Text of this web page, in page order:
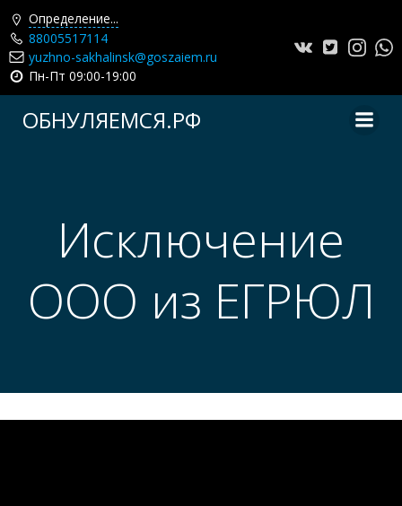
Определение...
88005517114
yuzhno-sakhalinsk@goszaiem.ru
Пн-Пт 09:00-19:00
ОБНУЛЯЕМСЯ.РФ
Исключение
ООО из ЕГРЮЛ